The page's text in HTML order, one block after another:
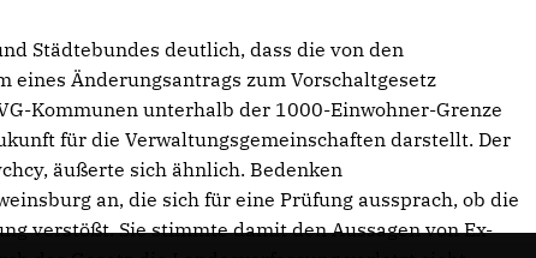
Städtebundes deutlich, dass die von den
eines Änderungsantrags zum Vorschaltgesetz
Kommunen unterhalb der 1000-Einwohner-Grenze
für die Verwaltungsgemeinschaften darstellt. Der
äußerte sich ähnlich. Bedenken
an, die sich für eine Prüfung aussprach, ob die
verstößt. Sie stimmte damit den Aussagen von Ex-